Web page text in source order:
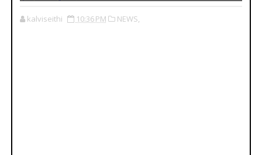
kalviseithi 10:36 PM NEWS,